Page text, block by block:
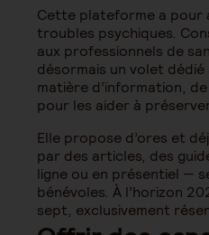
Cette plateforme a pour
troubles psychiques.
aux professionnels de
désormais un volet
matière d’information,
pour les aider à
Elle propose d’ores et
par des articles, des
ligne ou en présentiel —
bénévoles. À l’horizon
sept, exclusivement